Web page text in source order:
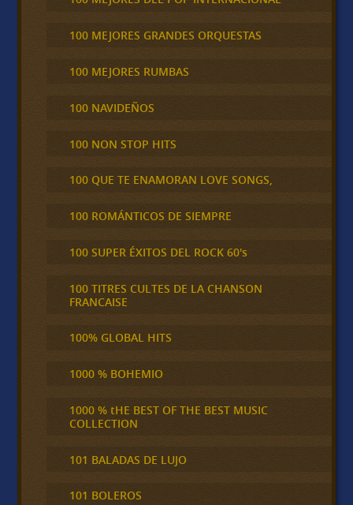
100 MEJORES GRANDES ORQUESTAS
100 MEJORES RUMBAS
100 NAVIDEÑOS
100 NON STOP HITS
100 QUE TE ENAMORAN LOVE SONGS,
100 ROMÁNTICOS DE SIEMPRE
100 SUPER ÉXITOS DEL ROCK 60's
100 TITRES CULTES DE LA CHANSON
FRANCAISE
100% GLOBAL HITS
1000 % BOHEMIO
1000 % tHE BEST OF THE BEST MUSIC
COLLECTION
101 BALADAS DE LUJO
101 BOLEROS